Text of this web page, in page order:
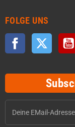
FOLGE UNS
Facebook Twitter